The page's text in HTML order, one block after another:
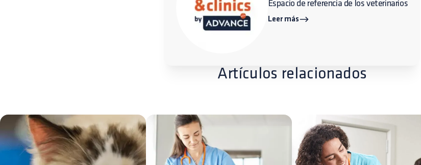
Espacio de referencia de los veterinarios
Leer más
Artículos relacionados